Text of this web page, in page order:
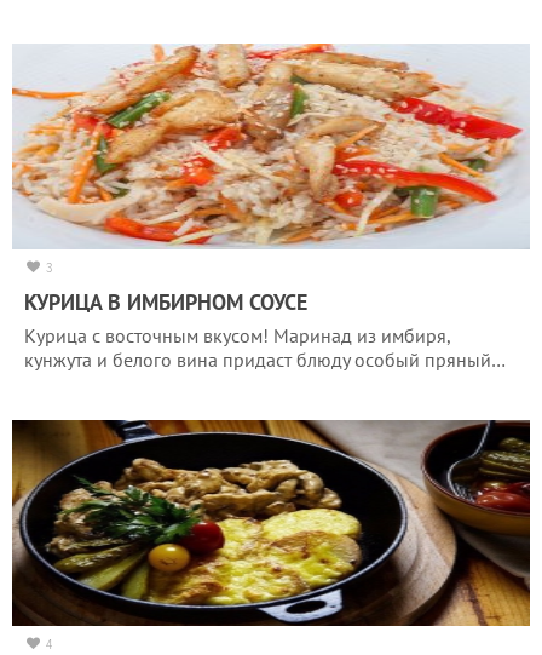
3
КУРИЦА В ИМБИРНОМ СОУСЕ
Курица с восточным вкусом! Маринад из имбиря,
кунжута и белого вина придаст блюду особый пряный…
4